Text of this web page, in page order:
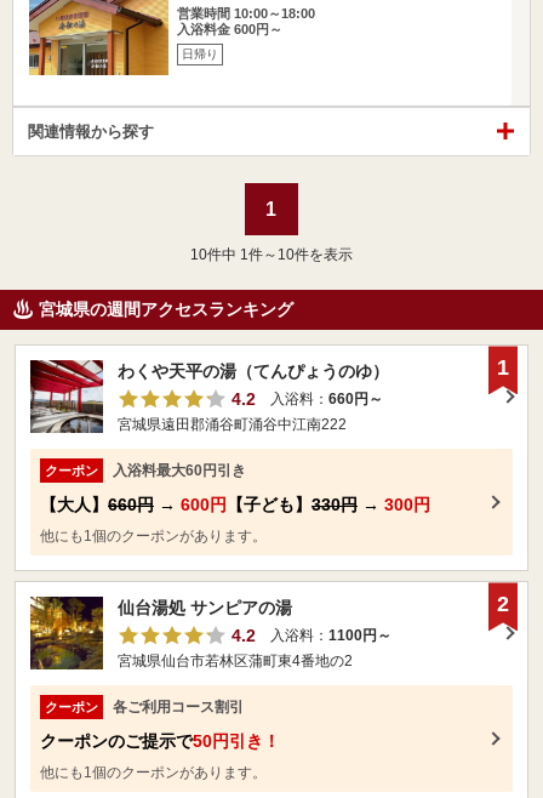
営業時間 10:00～18:00
入浴料金 600円～
日帰り
関連情報から探す
1
10件中 1件～10件を表示
宮城県の週間アクセスランキング
わくや天平の湯（てんぴょうのゆ）
4.2
入浴料： 660円～
宮城県遠田郡涌谷町涌谷中江南222
クーポン 入浴料最大60円引き
【大人】 660円 → 600円 【子ども】 330円 → 300円
他にも1個のクーポンがあります。
1
仙台湯処 サンピアの湯
4.2
入浴料： 1100円～
宮城県仙台市若林区蒲町東4番地の2
クーポン 各ご利用コース割引
クーポンのご提示で50円引き！
他にも1個のクーポンがあります。
2